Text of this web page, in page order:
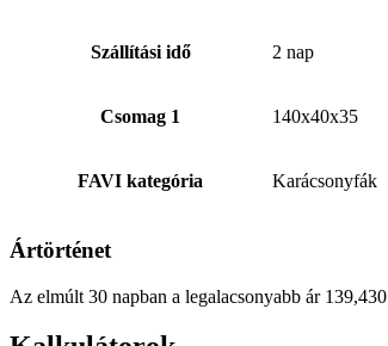
Szállítási idő 2 nap
Csomag 1 140x40x35
FAVI kategória Karácsonyfák
Ártörténet
Az elmúlt 30 napban a legalacsonyabb ár 139,430